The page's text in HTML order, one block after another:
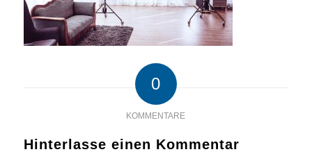
0
KOMMENTARE
Hinterlasse einen Kommentar